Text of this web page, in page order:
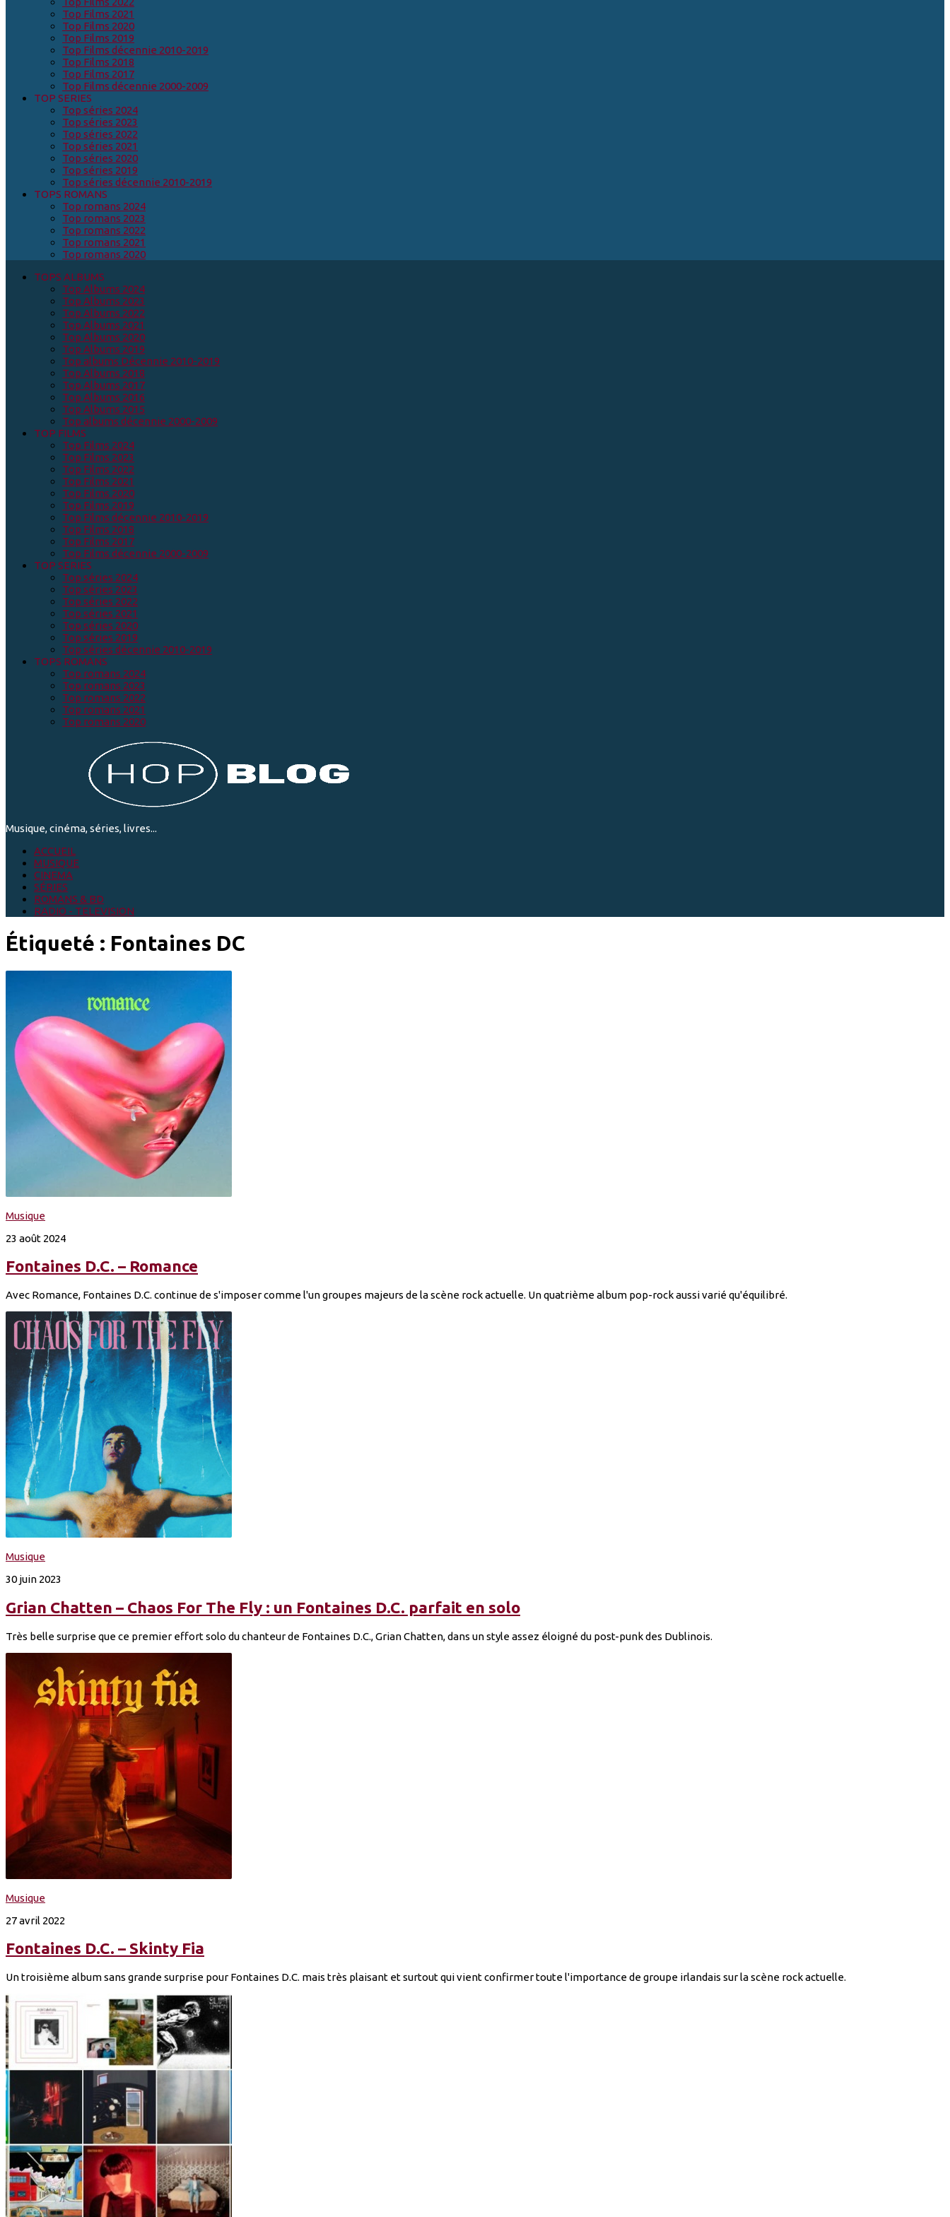
Top Films 2021
Top Films 2020
Top Films 2019
Top Films décennie 2010-2019
Top Films 2018
Top Films 2017
Top Films décennie 2000-2009
TOP SERIES
Top séries 2024
Top séries 2023
Top séries 2022
Top séries 2021
Top séries 2020
Top séries 2019
Top séries décennie 2010-2019
TOPS ROMANS
Top romans 2024
Top romans 2023
Top romans 2022
Top romans 2021
Top romans 2020
TOPS ALBUMS
Top Albums 2024
Top Albums 2023
Top Albums 2022
Top Albums 2021
Top Albums 2020
Top Albums 2019
Top albums Décennie 2010-2019
Top Albums 2018
Top Albums 2017
Top Albums 2016
Top Albums 2015
Top albums décennie 2000-2009
TOP FILMS
Top Films 2024
Top Films 2023
Top Films 2022
Top Films 2021
Top Films 2020
Top Films 2019
Top Films décennie 2010-2019
Top Films 2018
Top Films 2017
Top Films décennie 2000-2009
TOP SERIES
Top séries 2024
Top séries 2023
Top séries 2022
Top séries 2021
Top séries 2020
Top séries 2019
Top séries décennie 2010-2019
TOPS ROMANS
Top romans 2024
Top romans 2023
Top romans 2022
Top romans 2021
Top romans 2020
Musique, cinéma, séries, livres...
ACCUEIL
MUSIQUE
CINEMA
SÉRIES
ROMANS & BD
RADIO - TELEVISION
Étiqueté : Fontaines DC
Musique
23 août 2024
Fontaines D.C. – Romance
Avec Romance, Fontaines D.C. continue de s'imposer comme l'un groupes majeurs de la scène rock actuelle. Un quatrième album pop-rock aussi varié qu'équilibré.
Musique
30 juin 2023
Grian Chatten – Chaos For The Fly : un Fontaines D.C. parfait en solo
Très belle surprise que ce premier effort solo du chanteur de Fontaines D.C., Grian Chatten, dans un style assez éloigné du post-punk des Dublinois.
Musique
27 avril 2022
Fontaines D.C. – Skinty Fia
Un troisième album sans grande surprise pour Fontaines D.C. mais très plaisant et surtout qui vient confirmer toute l'importance de groupe irlandais sur la scène rock actuelle.